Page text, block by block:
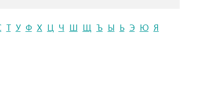
Т У Ф Х Ц Ч Ш Щ Ъ Ы Ь Э Ю Я